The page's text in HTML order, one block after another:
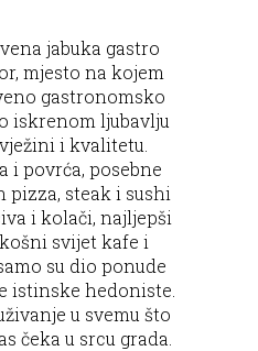
jabuka gastro
mjesto na kojem
gastronomsko
iskrenom ljubavlju
i kvalitetu.
i povrća, posebne
pizza, steak i sushi
i kolači, najljepši
svijet kafe i
su dio ponude
istinske hedoniste.
u svemu što
čeka u srcu grada.